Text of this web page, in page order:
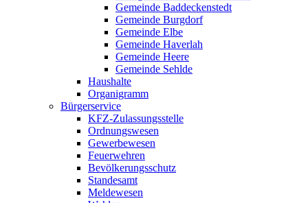
Gemeinde Baddeckenstedt
Gemeinde Burgdorf
Gemeinde Elbe
Gemeinde Haverlah
Gemeinde Heere
Gemeinde Sehlde
Haushalte
Organigramm
Bürgerservice
KFZ-Zulassungsstelle
Ordnungswesen
Gewerbewesen
Feuerwehren
Bevölkerungsschutz
Standesamt
Meldewesen